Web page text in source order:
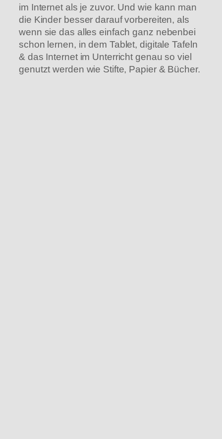
im Internet als je zuvor. Und wie kann man
die Kinder besser darauf vorbereiten, als
wenn sie das alles einfach ganz nebenbei
schon lernen, in dem Tablet, digitale Tafeln
& das Internet im Unterricht genau so viel
genutzt werden wie Stifte, Papier & Bücher.